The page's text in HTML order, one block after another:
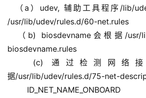
（a）udev, 辅助工具程序/lib/
/usr/lib/udev/rules.d/60-net.rules
（b) biosdevname会根据/usr/
biosdevname.rules
(c) 通过检测网络接
据/usr/lib/udev/rules.d/75-net-
ID_NET_NAME_ONBOARD